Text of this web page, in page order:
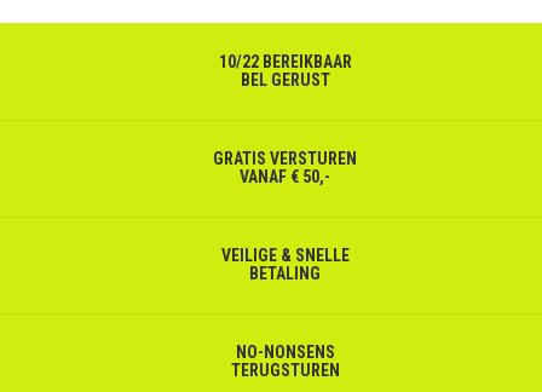
10/22 BEREIKBAAR
BEL GERUST
GRATIS VERSTUREN
VANAF € 50,-
VEILIGE & SNELLE
BETALING
NO-NONSENS
TERUGSTUREN